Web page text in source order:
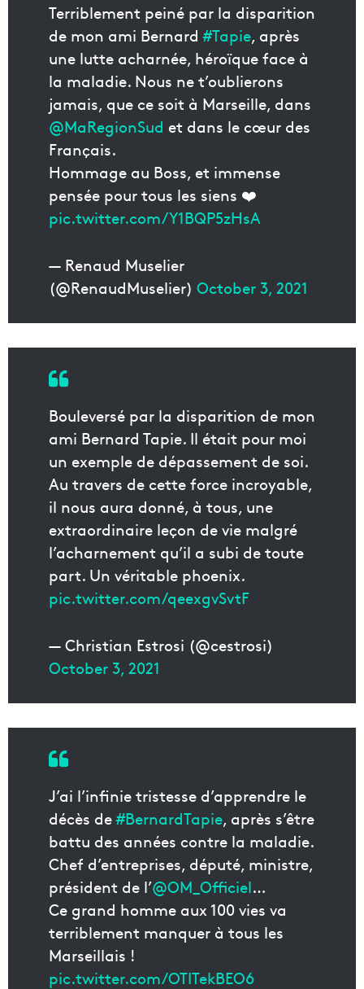
Terriblement peiné par la disparition
de mon ami Bernard#Tapie, après
une lutte acharnée, héroïque face à
la maladie. Nous ne t’oublierons
jamais, que ce soit à Marseille, dans
@MaRegionSud et dans le cœur des
Français.
Hommage au Boss, et immense
pensée pour tous les siens ❤️
pic.twitter.com/Y1BQP5zHsA
— Renaud Muselier
(@RenaudMuselier) October 3, 2021
Bouleversé par la disparition de mon
ami Bernard Tapie. Il était pour moi
un exemple de dépassement de soi.
Au travers de cette force incroyable,
il nous aura donné, à tous, une
extraordinaire leçon de vie malgré
l’acharnement qu’il a subi de toute
part. Un véritable phoenix.
pic.twitter.com/qeexgvSvtF
— Christian Estrosi (@cestrosi)
October 3, 2021
J’ai l’infinie tristesse d’apprendre le
décès de#BernardTapie, après s’être
battu des années contre la maladie.
Chef d’entreprises, député, ministre,
président de l’@OM_Officiel…
Ce grand homme aux 100 vies va
terriblement manquer à tous les
Marseillais !
pic.twitter.com/OTITekBEO6